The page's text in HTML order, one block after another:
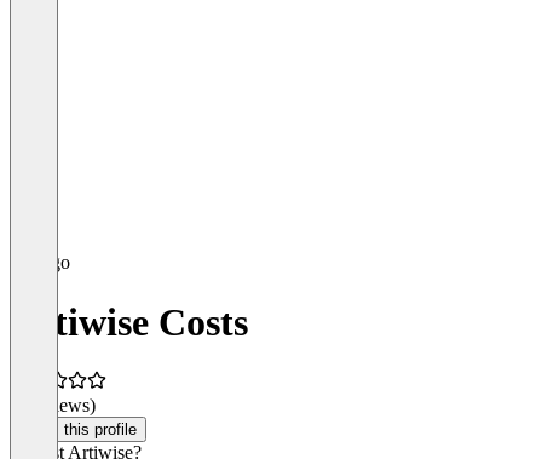
Artiwise Costs
(0 reviews)
Claim this profile
Was ist Artiwise?